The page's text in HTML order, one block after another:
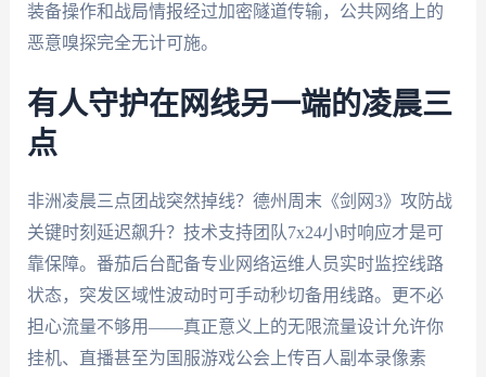
装备操作和战局情报经过加密隧道传输，公共网络上的
恶意嗅探完全无计可施。
有人守护在网线另一端的凌晨三
点
非洲凌晨三点团战突然掉线？德州周末《剑网3》攻防战
关键时刻延迟飙升？技术支持团队7x24小时响应才是可
靠保障。番茄后台配备专业网络运维人员实时监控线路
状态，突发区域性波动时可手动秒切备用线路。更不必
担心流量不够用——真正意义上的无限流量设计允许你
挂机、直播甚至为国服游戏公会上传百人副本录像素